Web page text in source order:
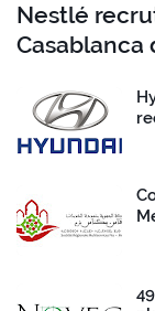
Nestlé
Casablanca